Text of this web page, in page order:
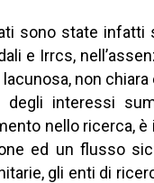
sono state
e Irrcs,
lacunosa, non
degli interessi
nello ricerca,
ed un flusso
gli enti di